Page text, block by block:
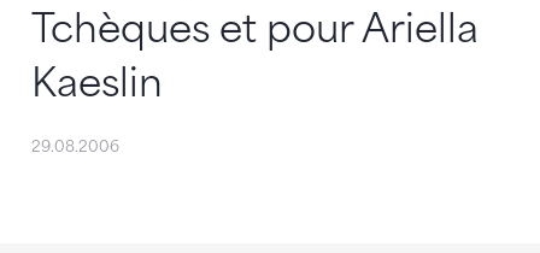
Tchèques et pour Ariella
Kaeslin
29.08.2006